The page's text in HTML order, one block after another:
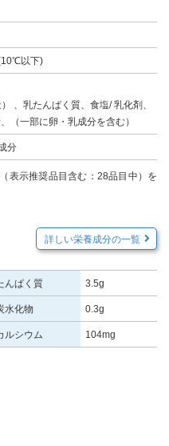
以下)
、乳たんぱく質、食塩/ 乳化剤、
（一部に卵・乳成分を含む）
分
表示推奨品目含む：28品目中）を
詳しい栄養成分の一覧
んぱく質 3.5g
水化物 0.3g
ルシウム 104mg